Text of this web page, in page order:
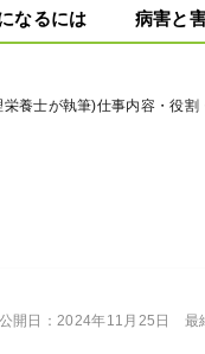
なるには 病害と
養士が執筆)仕事内容・役割
公開日：2024年11月25日 最